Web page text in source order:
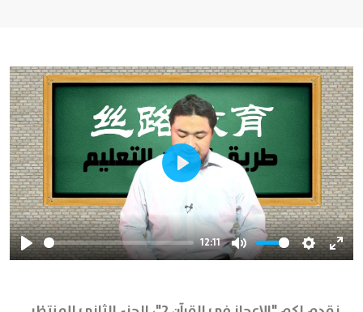
Play
12:11
Mute Settings
Play